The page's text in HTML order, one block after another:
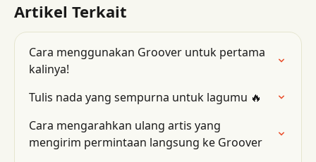
Artikel Terkait
Cara menggunakan Groover untuk pertama
kalinya!
Tulis nada yang sempurna untuk lagumu 🔥
Cara mengarahkan ulang artis yang
mengirim permintaan langsung ke Groover